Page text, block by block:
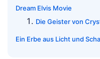
Dream Elvis Movie
Die Geister von
Ein Erbe aus Licht und